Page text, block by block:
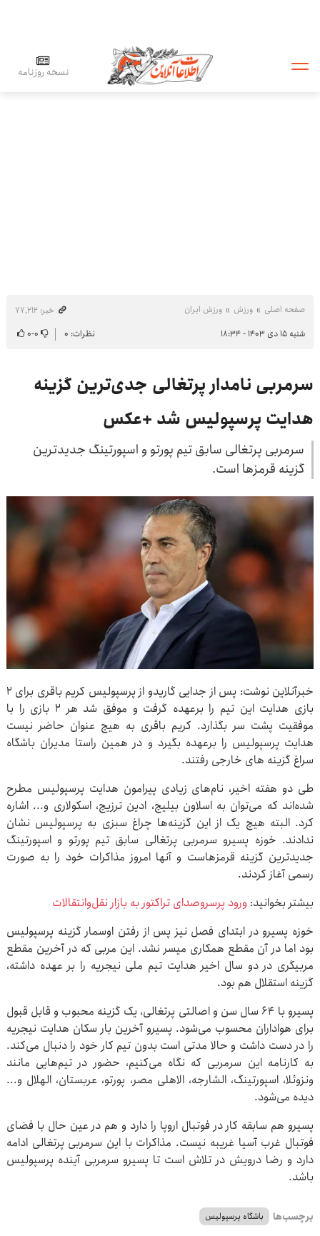
نسخه روزنامه
صفحه اصلی ورزش ورزش ایران
خبر: ۷۷٬۲۱۲
شنبه ۱۵ دی ۱۴۰۳ - ۱۸:۳۴
نظرات: ۰ ۰-۰
سرمربی نامدار پرتغالی جدی‌ترین گزینه
هدایت پرسپولیس شد +عکس
سرمربی پرتغالی سابق تیم پورتو و اسپورتینگ جدیدترین
گزینه قرمزها است.
خبرآنلاین نوشت: پس از جدایی گاریدو از پرسپولیس کریم باقری برای ۲
بازی هدایت این تیم را برعهده گرفت و موفق شد هر ۲ بازی را با
موفقیت پشت سر بگذارد. کریم باقری به هیچ عنوان حاضر نیست
هدایت پرسپولیس را برعهده بگیرد و در همین راستا مدیران باشگاه
سراغ گزینه های خارجی رفتند.
طی دو هفته اخیر، نام‌های زیادی پیرامون هدایت پرسپولیس مطرح
شده‌اند که می‌توان به اسلاون بیلیچ، ادین ترزیچ، اسکولاری و... اشاره
کرد. البته هیچ یک از این گزینه‌ها چراغ سبزی به پرسپولیس نشان
ندادند. خوزه پسیرو سرمربی پرتغالی سابق تیم پورتو و اسپورتینگ
جدیدترین گزینه قرمزهاست و آنها امروز مذاکرات خود را به صورت
رسمی آغاز کردند.
بیشتر بخوانید: ورود پرسروصدای تراکتور به بازار نقل‌وانتقالات
خوزه پسیرو در ابتدای فصل نیز پس از رفتن اوسمار گزینه پرسپولیس
بود اما در آن مقطع همکاری میسر نشد. این مربی که در آخرین مقطع
مربیگری در دو سال اخیر هدایت تیم ملی نیجریه را بر عهده داشته،
گزینه استقلال هم بود.
پسیرو با ۶۴ سال سن و اصالتی پرتغالی، یک گزینه محبوب و قابل قبول
برای هواداران محسوب می‌شود. پسیرو آخرین بار سکان هدایت نیجریه
را در دست داشت و حالا مدتی است بدون تیم کار خود را دنبال می‌کند.
به کارنامه این سرمربی که نگاه می‌کنیم، حضور در تیم‌هایی مانند
ونزوئلا، اسپورتینگ، الشارجه، الاهلی مصر، پورتو، عربستان، الهلال و...
دیده می‌شود.
پسیرو هم سابقه کار در فوتبال اروپا را دارد و هم در عین حال با فضای
فوتبال غرب آسیا غریبه نیست. مذاکرات با این سرمربی پرتغالی ادامه
دارد و رضا درویش در تلاش است تا پسیرو سرمربی آینده پرسپولیس
باشد.
برچسب‌ها باشگاه پرسپولیس